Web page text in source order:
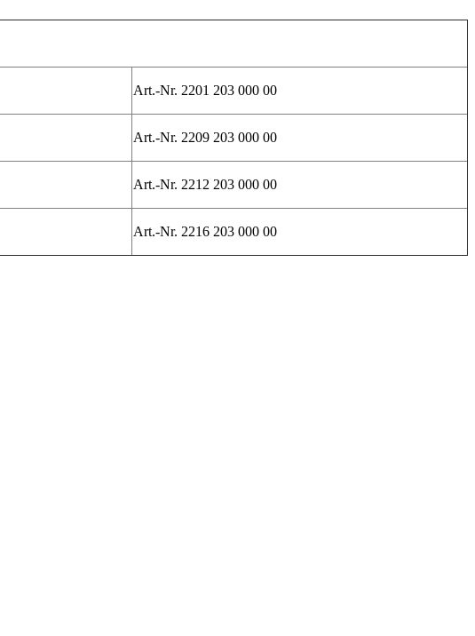
Art.-Nr. 2201 203 000 00
Art.-Nr. 2209 203 000 00
Art.-Nr. 2212 203 000 00
Art.-Nr. 2216 203 000 00